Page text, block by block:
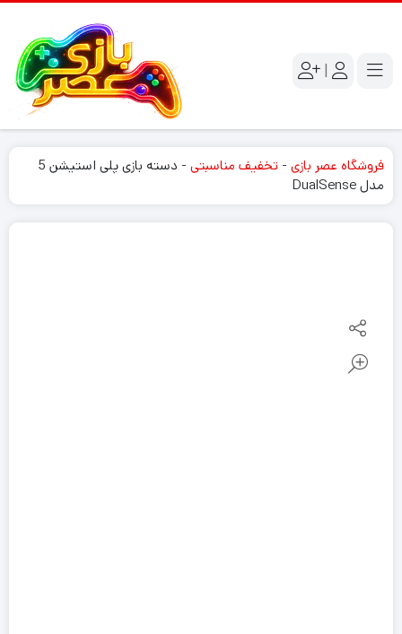
|
فروشگاه عصر بازی - تخفیف مناسبتی -
دسته بازی پلی استیشن 5
مدل DualSense